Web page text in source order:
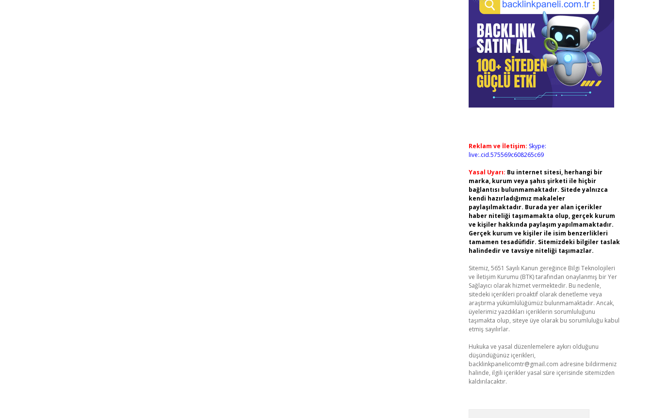
Reklam ve İletişim: Skype:
live:.cid.575569c608265c69
Yasal Uyarı: Bu internet sitesi, herhangi bir
marka, kurum veya şahıs şirketi ile hiçbir
bağlantısı bulunmamaktadır. Sitede yalnızca
kendi hazırladığımız makaleler
paylaşılmaktadır. Burada yer alan içerikler
haber niteliği taşımamakta olup, gerçek kurum
ve kişiler hakkında paylaşım yapılmamaktadır.
Gerçek kurum ve kişiler ile isim benzerlikleri
tamamen tesadüfidir. Sitemizdeki bilgiler taslak
halindedir ve tavsiye niteliği taşımazlar.
Sitemiz, 5651 Sayılı Kanun gereğince Bilgi Teknolojileri
ve İletişim Kurumu (BTK) tarafından onaylanmış bir Yer
Sağlayıcı olarak hizmet vermektedir. Bu nedenle,
sitedeki içerikleri proaktif olarak denetleme veya
araştırma yükümlülüğümüz bulunmamaktadır. Ancak,
üyelerimiz yazdıkları içeriklerin sorumluluğunu
taşımakta olup, siteye üye olarak bu sorumluluğu kabul
etmiş sayılırlar.
Hukuka ve yasal düzenlemelere aykırı olduğunu
düşündüğünüz içerikleri,
backlinkpanelicomtr@gmail.com adresine bildirmeniz
halinde, ilgili içerikler yasal süre içerisinde sitemizden
kaldırılacaktır.